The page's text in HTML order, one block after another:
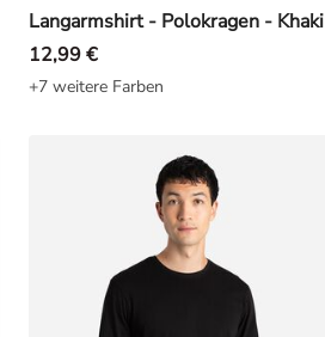
Langarmshirt - Polokragen - Khaki
12,99 €
+7 weitere Farben